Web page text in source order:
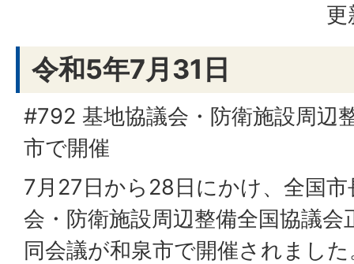
更
令和5年7月31日
#792 基地協議会・防衛施設周辺
市で開催
7月27日から28日にかけ、全国
会・防衛施設周辺整備全国協議会
同会議が和泉市で開催されました